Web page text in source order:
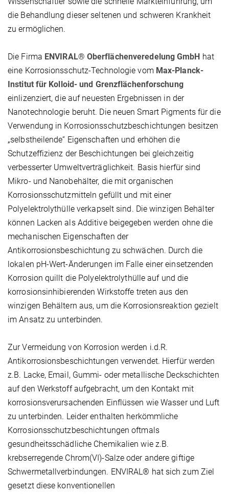
die Behandlung dieser seltenen und schweren Krankheit
zu ermöglichen.
Die Firma ENVIRAL® Oberflächenveredelung GmbH hat
eine Korrosionsschutz-Technologie vom Max-Planck-
Institut für Kolloid- und Grenzflächenforschung
einlizenziert, die auf neuesten Ergebnissen in der
Nanotechnologie beruht. Die neuen Smart Pigments für die
Verwendung in Korrosionsschutzbeschichtungen besitzen
„selbstheilende“ Eigenschaften und erhöhen die
Schutzeffizienz der Beschichtungen bei gleichzeitig
verbesserter Umweltverträglichkeit. Basis hierfür sind
Mikro- und Nanobehälter, die mit organischen
Korrosionsschutzmitteln gefüllt und mit einer
Polyelektrolythülle verkapselt sind. Die winzigen Behälter
können Lacken als Additive beigegeben werden ohne die
mechanischen Eigenschaften der
Antikorrosionsbeschichtung zu schwächen. Durch die
lokalen pH-Wert-Änderungen im Falle einer einsetzenden
Korrosion quillt die Polyelektrolythülle auf und die
korrosionsinhibierenden Wirkstoffe treten aus den
winzigen Behältern aus, um die Korrosionsreaktion gezielt
im Ansatz zu unterbinden.
Zur Vermeidung von Korrosion werden i.d.R.
Antikorrosionsbeschichtungen verwendet. Hierfür werden
z.B. Lacke, Email, Gummi- oder metallische Deckschichten
auf den Werkstoff aufgebracht, um den Kontakt mit
korrosionsverursachenden Einflüssen wie Wasser und Luft
zu unterbinden. Leider enthalten herkömmliche
Korrosionsschutzbeschichtungen oftmals
gesundheitsschädliche Chemikalien wie z.B.
krebserregende Chrom(VI)-Salze oder andere giftige
Schwermetallverbindungen. ENVIRAL® hat sich zum Ziel
gesetzt diese konventionellen